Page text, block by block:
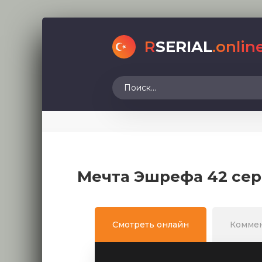
RSERIAL
Мечта Эшрефа 42
Смотреть онлайн